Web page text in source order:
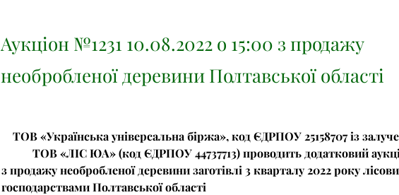
Аукціон №1231 10.08.2022 о 15:00 з продажу
необробленої деревини Полтавської області
ТОВ «Українська універсальна біржа», код ЄДРПОУ 25158707 із
ТОВ «ЛІС ЮА» (код ЄДРПОУ 44737713) проводить додатковий
з продажу необробленої деревини заготівлі 3 кварталу 2022 року
господарствами Полтавської області